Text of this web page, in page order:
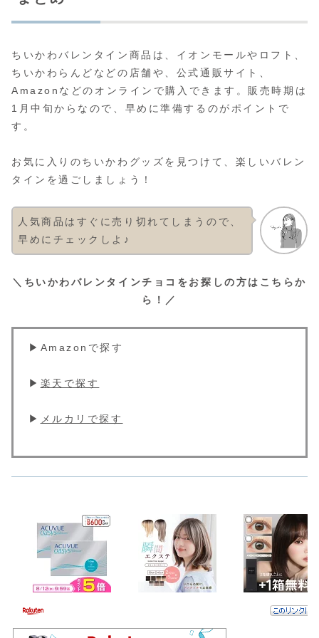
ちいかわバレンタイン商品は、イオンモールやロフト、
ちいかわらんどなどの店舗や、公式通販サイト、
Amazonなどのオンラインで購入できます。販売時期は
1月中旬からなので、早めに準備するのがポイントで
す。
お気に入りのちいかわグッズを見つけて、楽しいバレン
タインを過ごしましょう！
人気商品はすぐに売り切れてしまうので、
早めにチェックしよ♪
＼ちいかわバレンタインチョコをお探しの方はこちらか
ら！／
▶︎Amazonで探す
▶︎ 楽天で探す
▶︎ メルカリで探す